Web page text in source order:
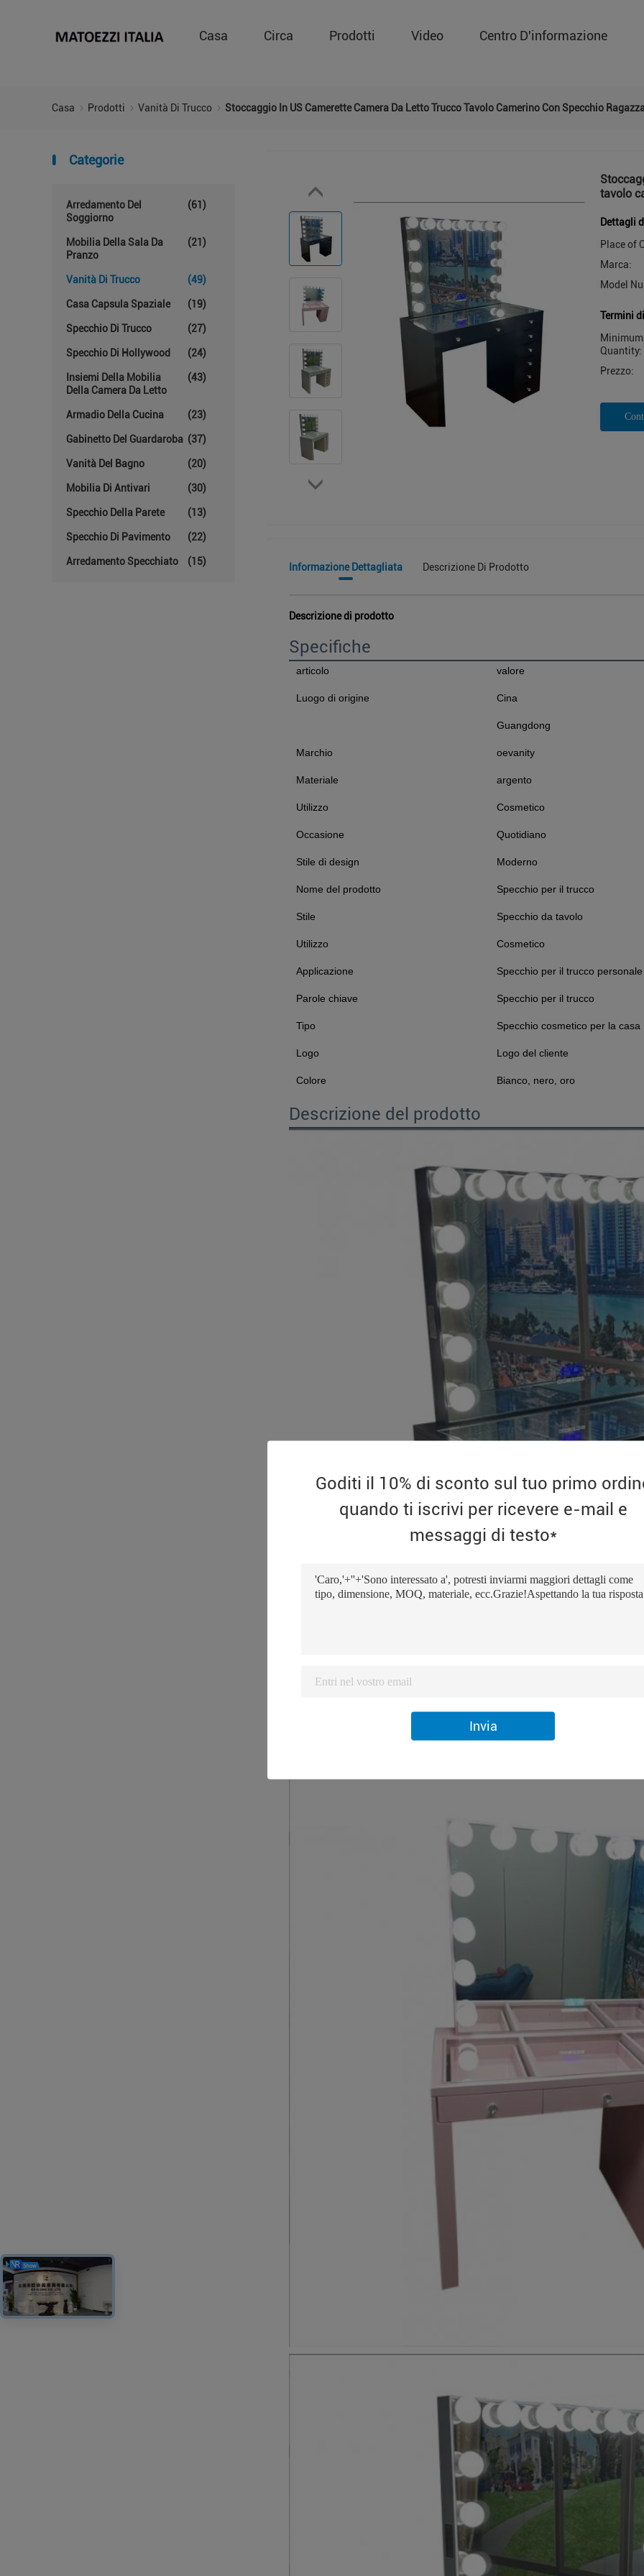
Casa Circa Prodotti Video Centro D'informazione
Casa Prodotti Vanità Di Trucco Stoccaggio In US Camerette Camera Da Letto Trucco Tavolo Camerino Con Specchio
Categorie
Arredamento Del
Soggiorno
(61)
Mobilia Della Sala Da
Pranzo
(21)
Vanità Di Trucco (49)
Casa Capsula Spaziale (19)
Specchio Di Trucco (27)
Specchio Di Hollywood (24)
Insiemi Della Mobilia
Della Camera Da Letto
(43)
Armadio Della Cucina (23)
Gabinetto Del Guardaroba (37)
Vanità Del Bagno (20)
Mobilia Di Antivari (30)
Specchio Della Parete (13)
Specchio Di Pavimento (22)
Arredamento Specchiato (15)
tavolo
Dettagli
Place of
Marca:
Model
Termini
Quantity:
Prezzo:
Informazione Dettagliata Descrizione Di Prodotto
Descrizione di prodotto
Specifiche
articolo valore
Luogo di origine Cina
Guangdong
Marchio oevanity
Materiale argento
Utilizzo Cosmetico
Occasione Quotidiano
Stile di design Moderno
Nome del prodotto Specchio per il trucco
Stile Specchio da tavolo
Utilizzo Cosmetico
Applicazione Specchio per il trucco personale
Parole chiave Specchio per il trucco
Tipo Specchio cosmetico per la casa
Logo Logo del cliente
Colore Bianco, nero, oro
Descrizione del prodotto
Goditi il 10% di sconto sul tuo primo
quando ti iscrivi per ricevere e-mail e
messaggi di testo*
Invia